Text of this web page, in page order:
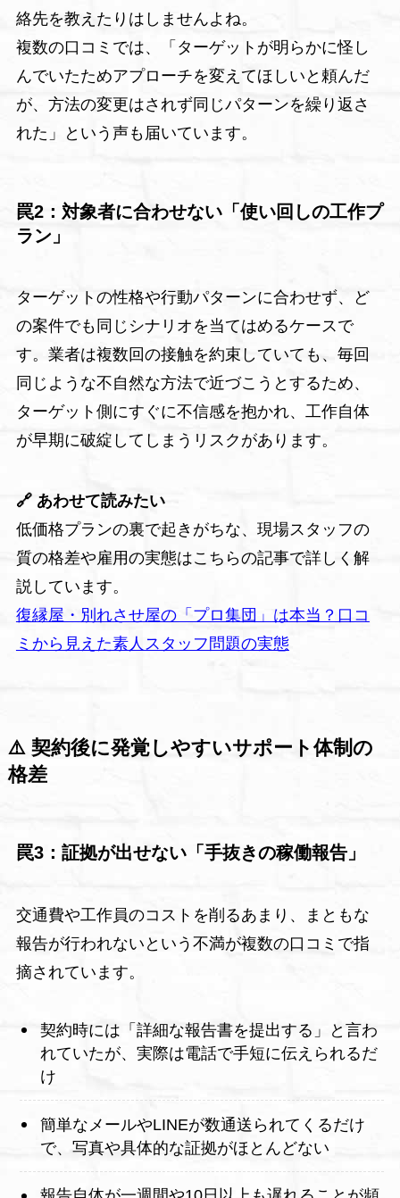
絡先を教えたりはしませんよね。
複数の口コミでは、「ターゲットが明らかに怪し
んでいたためアプローチを変えてほしいと頼んだ
が、方法の変更はされず同じパターンを繰り返さ
れた」という声も届いています。
罠2：対象者に合わせない「使い回しの工作プ
ラン」
ターゲットの性格や行動パターンに合わせず、ど
の案件でも同じシナリオを当てはめるケースで
す。業者は複数回の接触を約束していても、毎回
同じような不自然な方法で近づこうとするため、
ターゲット側にすぐに不信感を抱かれ、工作自体
が早期に破綻してしまうリスクがあります。
🔗 あわせて読みたい
低価格プランの裏で起きがちな、現場スタッフの
質の格差や雇用の実態はこちらの記事で詳しく解
説しています。
復縁屋・別れさせ屋の「プロ集団」は本当？口コ
ミから見えた素人スタッフ問題の実態
⚠️ 契約後に発覚しやすいサポート体制の
格差
罠3：証拠が出せない「手抜きの稼働報告」
交通費や工作員のコストを削るあまり、まともな
報告が行われないという不満が複数の口コミで指
摘されています。
契約時には「詳細な報告書を提出する」と言わ
れていたが、実際は電話で手短に伝えられるだ
け
簡単なメールやLINEが数通送られてくるだけ
で、写真や具体的な証拠がほとんどない